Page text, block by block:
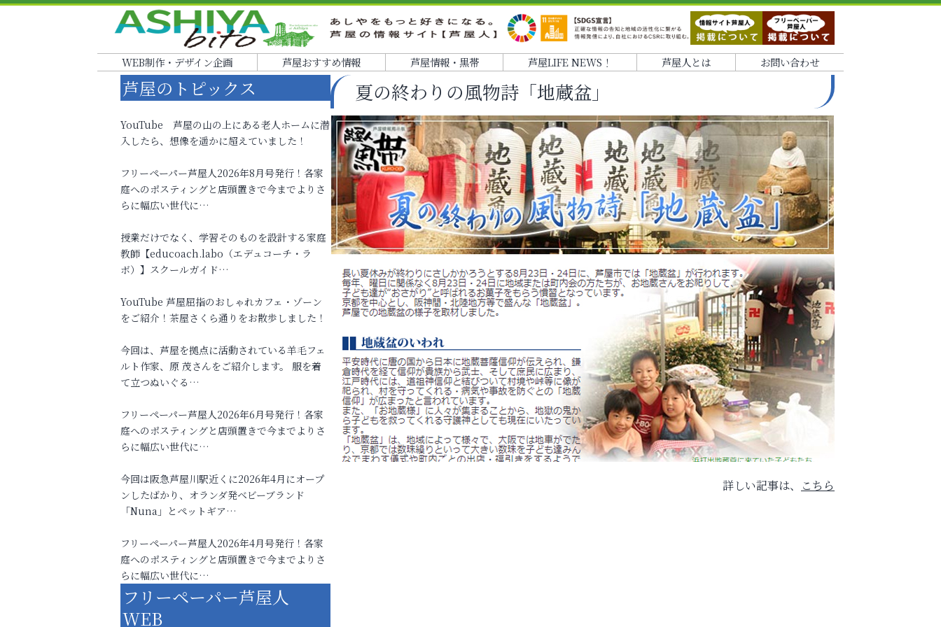
WEB制作・デザイン企画 芦屋おすすめ情報 芦屋情報・黒帯 芦屋LIFE NEWS！ 芦屋人とは お問い合わせ
夏の終わりの風物詩「地蔵盆」
詳しい記事は、 こちら
芦屋のトピックス
YouTube 芦屋の山の上にある老人ホームに潜
入したら、想像を遥かに超えていました！
フリーペーパー芦屋人2026年8月号発行！各家
庭へのポスティングと店頭置きで今までよりさ
らに幅広い世代に…
授業だけでなく、学習そのものを設計する家庭
教師【educoach.labo（エデュコーチ・ラ
ボ）】スクールガイド…
YouTube 芦屋屈指のおしゃれカフェ・ゾーン
をご紹介！茶屋さくら通りをお散歩しました！
今回は、芦屋を拠点に活動されている羊毛フェ
ルト作家、原 茂さんをご紹介します。 服を着
て立つぬいぐる…
フリーペーパー芦屋人2026年6月号発行！各家
庭へのポスティングと店頭置きで今までよりさ
らに幅広い世代に…
今回は阪急芦屋川駅近くに2026年4月にオープ
ンしたばかり、オランダ発ベビーブランド
「Nuna」とペットギア…
フリーペーパー芦屋人2026年4月号発行！各家
庭へのポスティングと店頭置きで今までよりさ
らに幅広い世代に…
フリーペーパー芦屋人
WEB